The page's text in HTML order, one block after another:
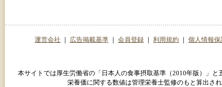
運営会社 広告掲載基準 会員登録 利用規約 個人情報保
本サイトでは厚生労働省の「日本人の食事摂取基準（2010年版）」
栄養価に関する数値は管理栄養士監修のもと算出さ